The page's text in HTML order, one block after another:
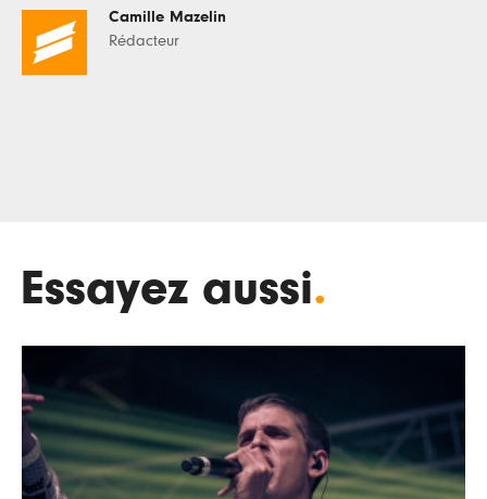
Camille Mazelin
Rédacteur
Essayez aussi.